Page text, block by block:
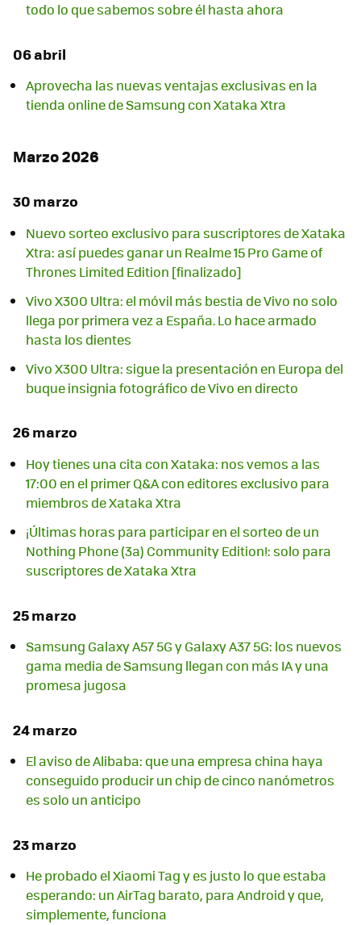
todo lo que sabemos sobre él hasta ahora
06 abril
Aprovecha las nuevas ventajas exclusivas en la
tienda online de Samsung con Xataka Xtra
Marzo 2026
30 marzo
Nuevo sorteo exclusivo para suscriptores de Xataka
Xtra: así puedes ganar un Realme 15 Pro Game of
Thrones Limited Edition [finalizado]
Vivo X300 Ultra: el móvil más bestia de Vivo no solo
llega por primera vez a España. Lo hace armado
hasta los dientes
Vivo X300 Ultra: sigue la presentación en Europa del
buque insignia fotográfico de Vivo en directo
26 marzo
Hoy tienes una cita con Xataka: nos vemos a las
17:00 en el primer Q&A con editores exclusivo para
miembros de Xataka Xtra
¡Últimas horas para participar en el sorteo de un
Nothing Phone (3a) Community Edition!: solo para
suscriptores de Xataka Xtra
25 marzo
Samsung Galaxy A57 5G y Galaxy A37 5G: los nuevos
gama media de Samsung llegan con más IA y una
promesa jugosa
24 marzo
El aviso de Alibaba: que una empresa china haya
conseguido producir un chip de cinco nanómetros
es solo un anticipo
23 marzo
He probado el Xiaomi Tag y es justo lo que estaba
esperando: un AirTag barato, para Android y que,
simplemente, funciona